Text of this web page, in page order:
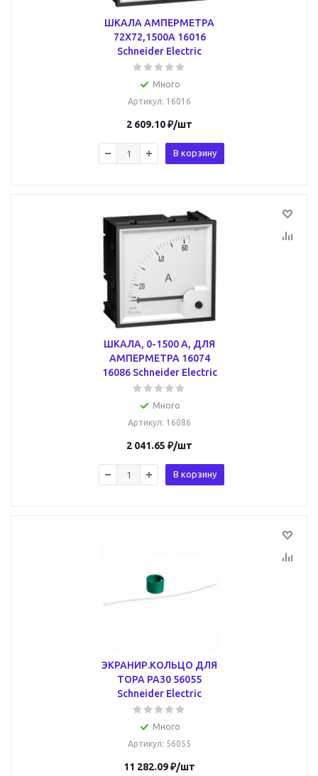
ШКАЛА АМПЕРМЕТРА
72Х72,1500А 16016
Schneider Electric
Много
Артикул: 16016
2 609.10₽/шт
В корзину
ШКАЛА, 0-1500 A, ДЛЯ
АМПЕРМЕТРА 16074
16086 Schneider Electric
Много
Артикул: 16086
2 041.65 ₽/шт
В корзину
ЭКРАНИР.КОЛЬЦО ДЛЯ
ТОРА PA30 56055
Schneider Electric
Много
Артикул: 56055
11 282.09₽/шт